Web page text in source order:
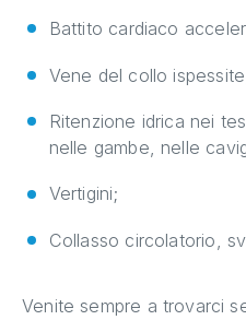
Battito cardiaco
Vene del collo
Ritenzione idrica nei
nelle gambe, nelle
Vertigini;
Collasso circolatorio,
Venite sempre a trovarci